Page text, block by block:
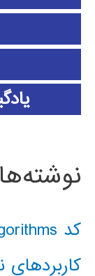
کد classical AI search algorithms
کاربردهای